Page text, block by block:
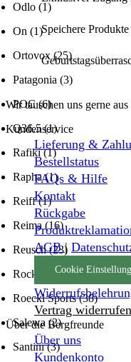
Odlo (1)
On (1)
Ortovox (25)
Patagonia (3)
POC (6)
Q36.5 (1)
Rafiki (1)
Rapha (1)
Reiff (1)
Reima (16)
Reusch (23)
Rock Empire (1)
Roeckl Sports (38)
Salewa (2)
Santini (3)
Speichere
Wir tauschen uns gerne
Kundenservice
Lieferung &
Bestellstatus
FAQs & Hilfe
Kontakt
Rückgabe
AGB|
Cookie
Vertrag widerrufen
Über die Bergfreunde
Über uns
Kundenkonto